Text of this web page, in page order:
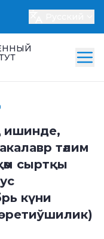
ишинде,
тәлим
сыртқы
күни